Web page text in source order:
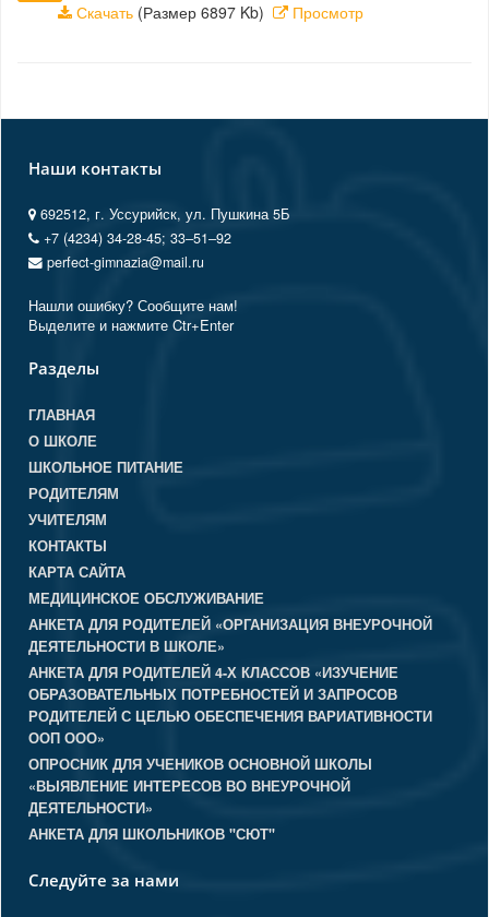
Скачать (Размер 6897 Kb) Просмотр
Наши контакты
692512, г. Уссурийск, ул. Пушкина 5Б
+7 (4234) 34-28-45; 33‒51‒92
perfect-gimnazia@mail.ru
Нашли ошибку? Сообщите нам!
Выделите и нажмите Ctr+Enter
Разделы
ГЛАВНАЯ
О ШКОЛЕ
ШКОЛЬНОЕ ПИТАНИЕ
РОДИТЕЛЯМ
УЧИТЕЛЯМ
КОНТАКТЫ
КАРТА САЙТА
МЕДИЦИНСКОЕ ОБСЛУЖИВАНИЕ
АНКЕТА ДЛЯ РОДИТЕЛЕЙ «ОРГАНИЗАЦИЯ ВНЕУРОЧНОЙ
ДЕЯТЕЛЬНОСТИ В ШКОЛЕ»
АНКЕТА ДЛЯ РОДИТЕЛЕЙ 4-Х КЛАССОВ «ИЗУЧЕНИЕ
ОБРАЗОВАТЕЛЬНЫХ ПОТРЕБНОСТЕЙ И ЗАПРОСОВ
РОДИТЕЛЕЙ С ЦЕЛЬЮ ОБЕСПЕЧЕНИЯ ВАРИАТИВНОСТИ
ООП ООО»
ОПРОСНИК ДЛЯ УЧЕНИКОВ ОСНОВНОЙ ШКОЛЫ
«ВЫЯВЛЕНИЕ ИНТЕРЕСОВ ВО ВНЕУРОЧНОЙ
ДЕЯТЕЛЬНОСТИ»
АНКЕТА ДЛЯ ШКОЛЬНИКОВ "СЮТ"
Следуйте за нами